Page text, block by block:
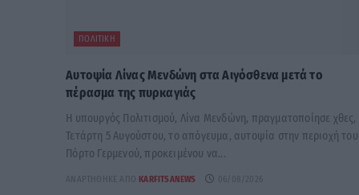
ΠΟΛΙΤΙΚΉ
Αυτοψία Λίνας Μενδώνη στα Αιγόσθενα μετά το
πέρασμα της πυρκαγιάς
Η υπουργός Πολιτισμού, Λίνα Μενδώνη, πραγματοποίησε χθες,
Τετάρτη 5 Αυγούστου, το απόγευμα, αυτοψία στην περιοχή του
Πόρτο Γερμενού, προκειμένου να...
ΑΝΑΡΤΉΘΗΚΕ ΑΠΌ KARFITSANEWS 06/08/2026